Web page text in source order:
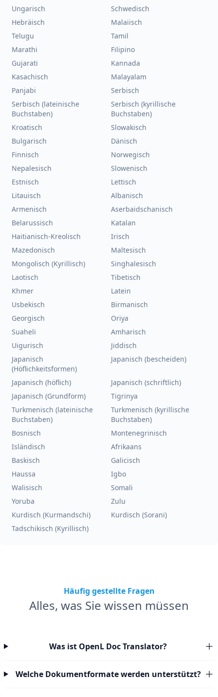
Ungarisch
Schwedisch
Hebräisch
Malaiisch
Telugu
Tamil
Marathi
Filipino
Gujarati
Kannada
Kasachisch
Malayalam
Panjabi
Serbisch
Serbisch (lateinische
Buchstaben)
Serbisch (kyrillische
Buchstaben)
Kroatisch
Slowakisch
Bulgarisch
Dänisch
Finnisch
Norwegisch
Nepalesisch
Slowenisch
Estnisch
Lettisch
Litauisch
Albanisch
Armenisch
Aserbaidschanisch
Belarussisch
Katalan
Haitianisch-Kreolisch
Irisch
Mazedonisch
Maltesisch
Mongolisch (Kyrillisch)
Singhalesisch
Laotisch
Tibetisch
Khmer
Latein
Usbekisch
Birmanisch
Georgisch
Oriya
Suaheli
Amharisch
Uigurisch
Jiddisch
Japanisch
(Höflichkeitsformen)
Japanisch (bescheiden)
Japanisch (höflich)
Japanisch (schriftlich)
Japanisch (Grundform)
Tigrinya
Turkmenisch (lateinische
Buchstaben)
Turkmenisch (kyrillische
Buchstaben)
Bosnisch
Montenegrinisch
Isländisch
Afrikaans
Baskisch
Galicisch
Haussa
Igbo
Walisisch
Somali
Yoruba
Zulu
Kurdisch (Kurmandschi)
Kurdisch (Sorani)
Tadschikisch (Kyrillisch)
Häufig gestellte Fragen
Alles, was Sie wissen müssen
Was ist OpenL Doc Translator?
Welche Dokumentformate werden unterstützt?